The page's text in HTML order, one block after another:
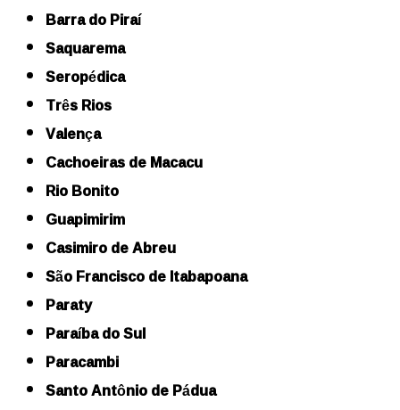
Barra do Piraí
Saquarema
Seropédica
Três Rios
Valença
Cachoeiras de Macacu
Rio Bonito
Guapimirim
Casimiro de Abreu
São Francisco de Itabapoana
Paraty
Paraíba do Sul
Paracambi
Santo Antônio de Pádua